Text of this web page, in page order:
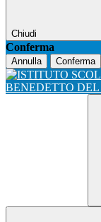
Chiudi
Conferma
Annulla Conferma